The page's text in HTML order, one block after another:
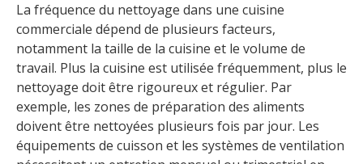
La fréquence du nettoyage dans une cuisine
commerciale dépend de plusieurs facteurs,
notamment la taille de la cuisine et le volume de
travail. Plus la cuisine est utilisée fréquemment, plus le
nettoyage doit être rigoureux et régulier. Par
exemple, les zones de préparation des aliments
doivent être nettoyées plusieurs fois par jour. Les
équipements de cuisson et les systèmes de ventilation